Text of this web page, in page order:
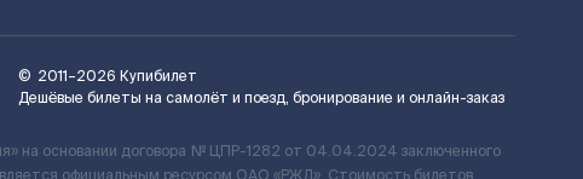
© 2011–2026 Купибилет
Дешёвые билеты на самолёт и поезд, бронирование и онлайн-заказ
на основании договора № ЦПР-1282 от 04.04.2024 заключенного